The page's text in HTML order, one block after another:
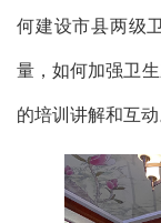
何建设市县两级
量，如何加强卫
的培训讲解和互动